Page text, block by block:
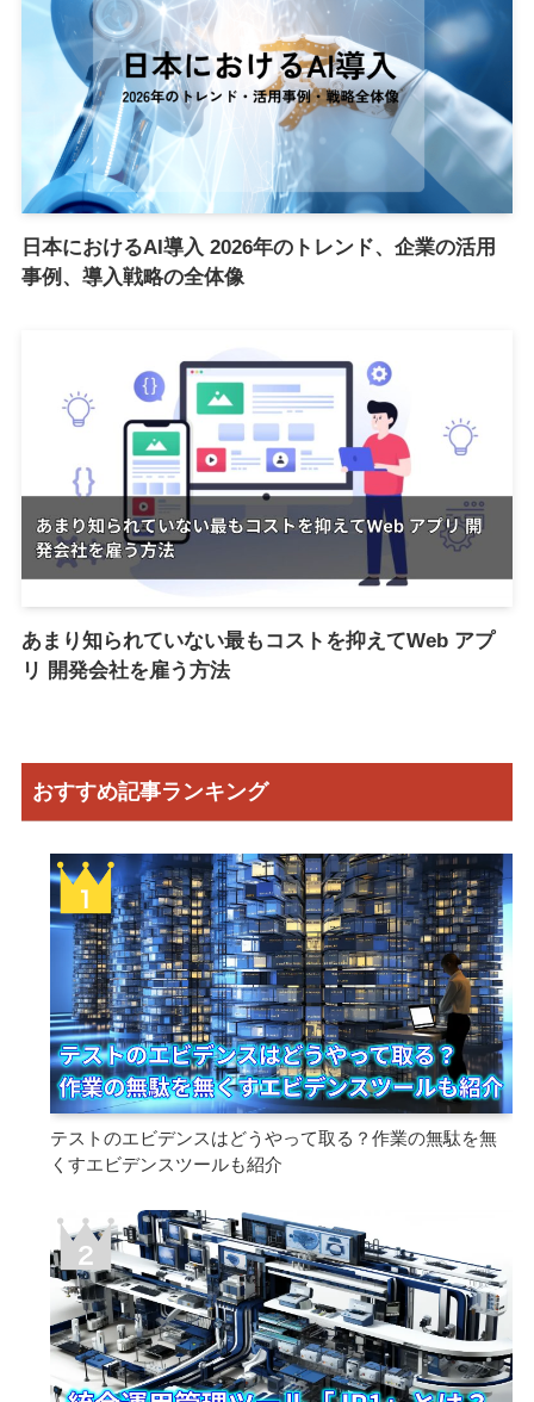
日本におけるAI導入 2026年のトレンド、企業の活用
事例、導入戦略の全体像
あまり知られていない最もコストを抑えてWeb アプ
リ 開発会社を雇う方法
おすすめ記事ランキング
テストのエビデンスはどうやって取る？作業の無駄を無
くすエビデンスツールも紹介